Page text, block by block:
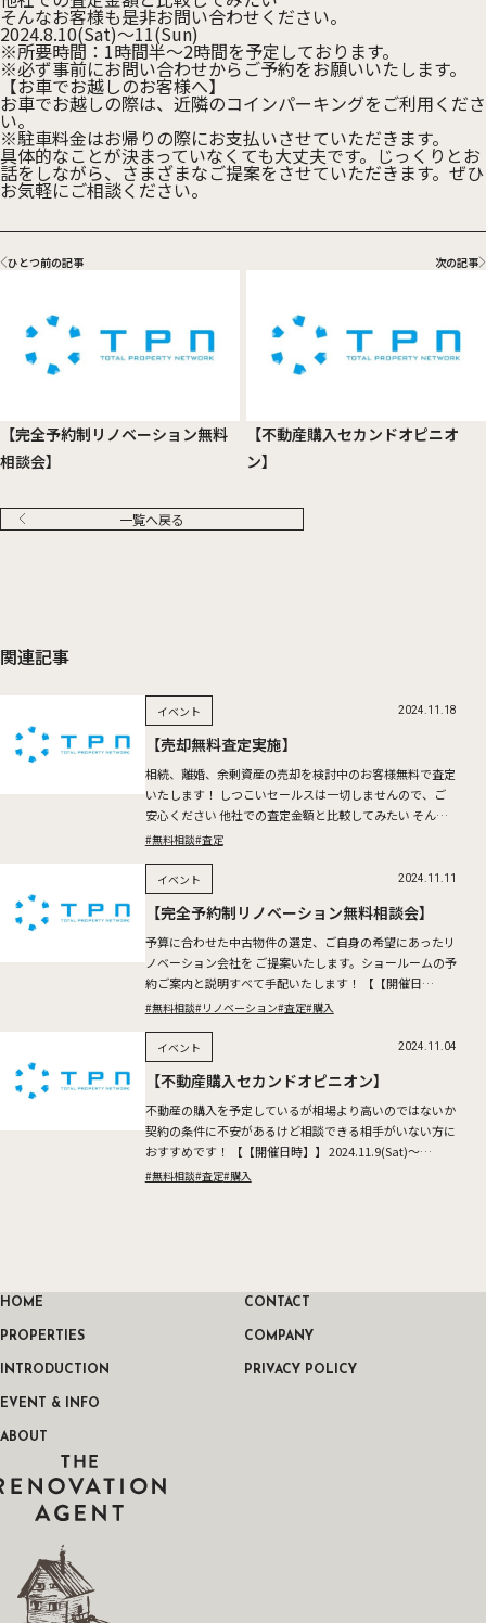
そんなお客様も是非お問い合わせください。
2024.8.10(Sat)～11(Sun)
※所要時間：1時間半～2時間を予定しております。
※必ず事前にお問い合わせからご予約をお願いいたします。
【お車でお越しのお客様へ】
お車でお越しの際は、近隣のコインパーキングをご利用くださ
い。
※駐車料金はお帰りの際にお支払いさせていただきます。
具体的なことが決まっていなくても大丈夫です。じっくりとお
話をしながら、さまざまなご提案をさせていただきます。ぜひ
お気軽にご相談ください。
ひとつ前の記事
【完全予約制リノベーション無料
相談会】
一覧へ戻る
次の記事
【不動産購入セカンドオピニオ
ン】
関連記事
【売却無料査定実施】
相続、離婚、余剰資産の売却を検討中のお客様無料で査定
いたします！ しつこいセールスは一切しませんので、ご
安心ください 他社での査定金額と比較してみたい そんな
お客様も是非お問い合わせください。 2024.11.23(Sa […]
#無料相談#査定
イベント 2024.11.18
【完全予約制リノベーション無料相談会】
予算に合わせた中古物件の選定、ご自身の希望にあったリ
ノベーション会社を ご提案いたします。ショールームの予
約ご案内と説明すべて手配いたします！ 【【開催日
時】】 2024.11.16(Sat)～17(Sun) ※所要時間 […]
#無料相談#リノベーション#査定#購入
イベント 2024.11.11
【不動産購入セカンドオピニオン】
不動産の購入を予定しているが相場より高いのではないか
契約の条件に不安があるけど相談できる相手がいない方に
おすすめです！ 【【開催日時】】 2024.11.9(Sat)～
10(Sun) ※所要時間：1時間半～2時間を予定 […]
#無料相談#査定#購入
イベント 2024.11.04
RENOVATION AGENT
HOME
PROPERTIES
INTRODUCTION
EVENT & INFO
ABOUT
CONTACT
COMPANY
PRIVACY POLICY